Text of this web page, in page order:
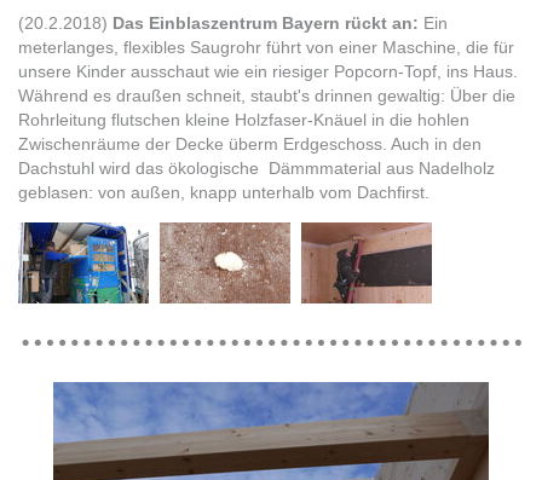
(20.2.2018) Das Einblaszentrum Bayern rückt an: Ein
meterlanges, flexibles Saugrohr führt von einer Maschine, die für
unsere Kinder ausschaut wie ein riesiger Popcorn-Topf, ins Haus.
Während es draußen schneit, staubt's drinnen gewaltig: Über die
Rohrleitung flutschen kleine Holzfaser-Knäuel in die hohlen
Zwischenräume der Decke überm Erdgeschoss. Auch in den
Dachstuhl wird das ökologische Dämmmaterial aus Nadelholz
geblasen: von außen, knapp unterhalb vom Dachfirst.